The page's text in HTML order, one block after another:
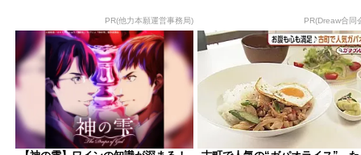
PR(他力本願運営事務局) PR(Dreaw合同